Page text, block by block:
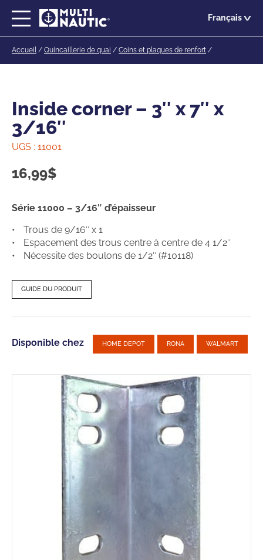
contenu
principal
Français
Accueil/ Quincaillerie de quai / Coins et plaques de renfort /
Inside corner – 3″ x 7″ x
3/16″
UGS : 11001
16,99$
Série 11000 – 3/16″ d’épaisseur
Trous de 9/16″ x 1
Espacement des trous centre à centre de 4 1/2″
Nécessite des boulons de 1/2″ (#10118)
GUIDE DU PRODUIT
Disponible chez HOME DEPOT RONA WALMART